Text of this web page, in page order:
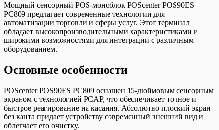
POS90ES
PC809
Мощный сенсорный POS-моноблок POScenter POS90ES
PC809 предлагает современные технологии для
автоматизации торговли и сферы услуг. Этот терминал
обладает высокопроизводительными характеристиками и
широкими возможностями для интеграции с различным
оборудованием.
Основные особенности
POScenter POS90ES PC809 оснащен 15-дюймовым сенсорным
экраном с технологией PCAP, что обеспечивает точное и
быстрое реагирование на касания. Абсолютно плоский экран
без канта придает устройству современный внешний вид и
облегчает его очистку.